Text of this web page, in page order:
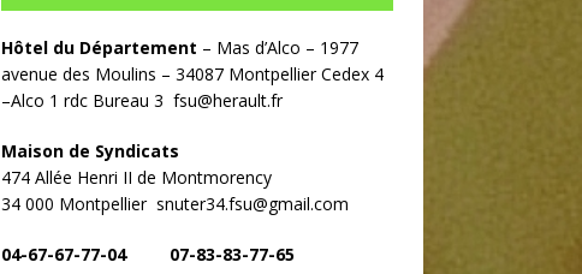
Hôtel du Département – Mas d’Alco – 1977
avenue des Moulins – 34087 Montpellier Cedex 4
–Alco 1 rdc Bureau 3 fsu@herault.fr
Maison de Syndicats
474 Allée Henri II de Montmorency
34 000 Montpellier snuter34.fsu@gmail.com
04-67-67-77-04 07-83-83-77-65